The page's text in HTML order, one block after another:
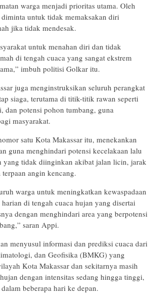
warga menjadi prioritas utama. Oleh
untuk tidak memaksakan diri
jika tidak mendesak.
untuk menahan diri dan tidak
di tengah cuaca yang sangat ekstrem
imbuh politisi Golkar itu.
juga menginstruksikan seluruh perangkat
siaga, terutama di titik-titik rawan seperti
dan potensi pohon tumbang, guna
masyarakat.
satu Kota Makassar itu, menekankan
guna menghindari potensi kecelakaan lalu
yang tidak diinginkan akibat jalan licin, jarak
terpaan angin kencang.
warga untuk meningkatkan kewaspadaan
di tengah cuaca hujan yang disertai
dengan menghindari area yang berpotensi
saran Appi.
menyusul informasi dan prediksi cuaca dari
dan Geofisika (BMKG) yang
Kota Makassar dan sekitarnya masih
dengan intensitas sedang hingga tinggi,
beberapa hari ke depan.